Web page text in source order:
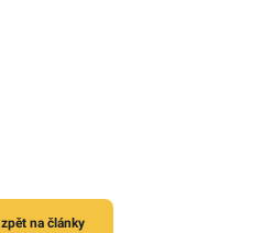
zpět na články